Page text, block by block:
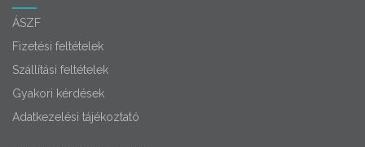
ÁSZF
Fizetési feltételek
Szállítási feltételek
Gyakori kérdések
Adatkezelési tájékoztató